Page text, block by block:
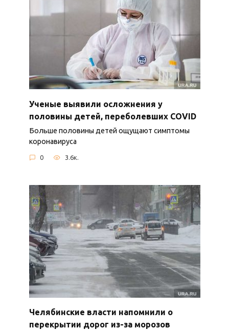
Ученые выявили осложнения у
половины детей, переболевших COVID
Больше половины детей ощущают симптомы
коронавируса
0 3.6к.
Челябинские власти напомнили о
перекрытии дорог из-за морозов